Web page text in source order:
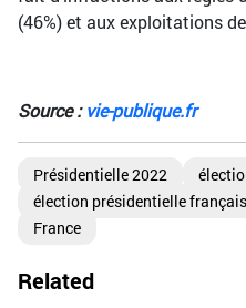
(46%) et aux exploitations
Source :vie-publique.fr
Présidentielle 2022
élection présidentielle
France
Related